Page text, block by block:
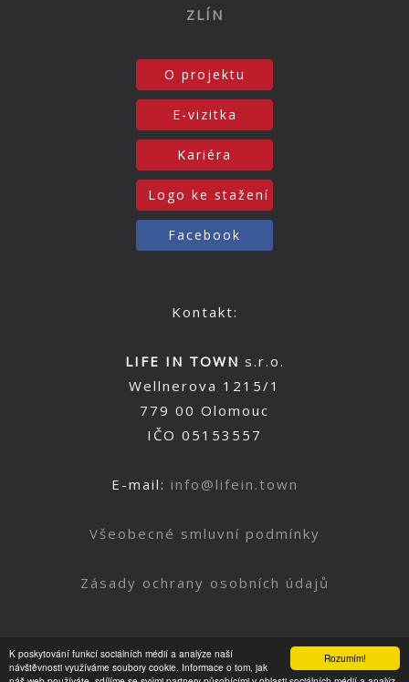
Rozumím!
K poskytování funkcí sociálních médií a analýze naší
návštěvnosti využíváme soubory cookie. Informace o tom, jak
ZLÍN
O projektu
E-vizitka
Kariéra
Logo ke stažení
Facebook
Kontakt:
LIFE IN TOWN s.r.o.
Wellnerova 1215/1
779 00 Olomouc
IČO 05153557
E-mail: info@lifein.town
Všeobecné smluvní podmínky
Zásady ochrany osobních údajů
Nahoru